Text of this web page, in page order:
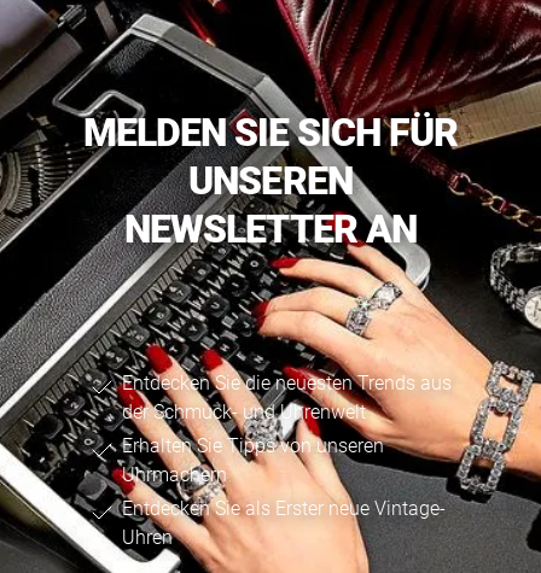
MELDEN SIE SICH FÜR
UNSEREN
NEWSLETTER AN
Entdecken Sie die neuesten Trends aus
der Schmuck- und Uhrenwelt
Erhalten Sie Tipps von unseren
Uhrmachern
Entdecken Sie als Erster neue Vintage-
Uhren